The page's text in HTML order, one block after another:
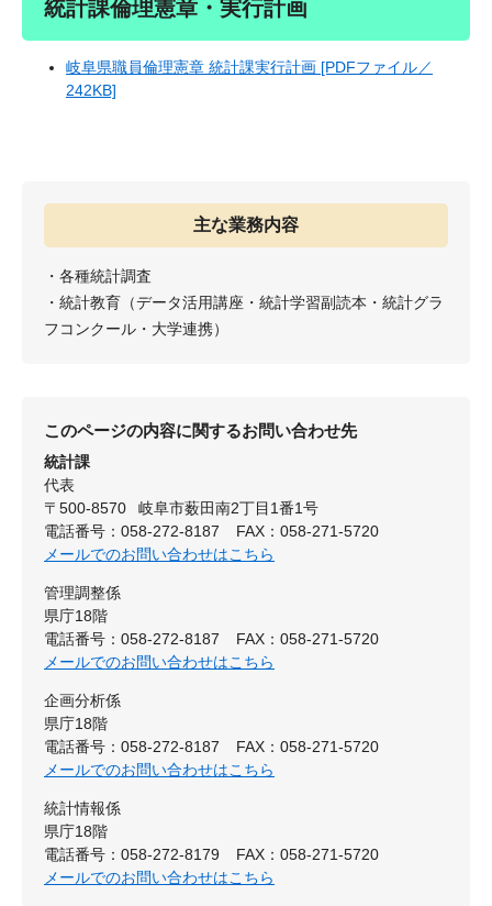
統計課倫理憲章・実行計画
岐阜県職員倫理憲章 統計課実行計画 [PDFファイル／
242KB]
主な業務内容
・各種統計調査
・統計教育（データ活用講座・統計学習副読本・統計グラ
フコンクール・大学連携）
このページの内容に関するお問い合わせ先
統計課
代表
〒500-8570
岐阜市薮田南2丁目1番1号
電話番号：058-272-8187
FAX：058-271-5720
メールでのお問い合わせはこちら
管理調整係
県庁18階
電話番号：058-272-8187
FAX：058-271-5720
メールでのお問い合わせはこちら
企画分析係
県庁18階
電話番号：058-272-8187
FAX：058-271-5720
メールでのお問い合わせはこちら
統計情報係
県庁18階
電話番号：058-272-8179
FAX：058-271-5720
メールでのお問い合わせはこちら